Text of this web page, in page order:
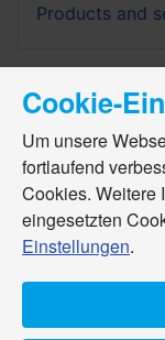
Products and
Cookie-
Um unsere
fortlaufend
Cookies. Weitere
eingesetzten
Einstellungen.